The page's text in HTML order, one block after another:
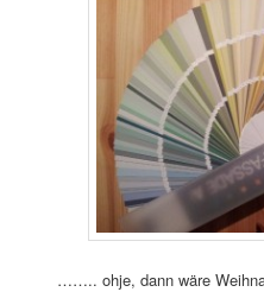
…….. ohje, dann wäre